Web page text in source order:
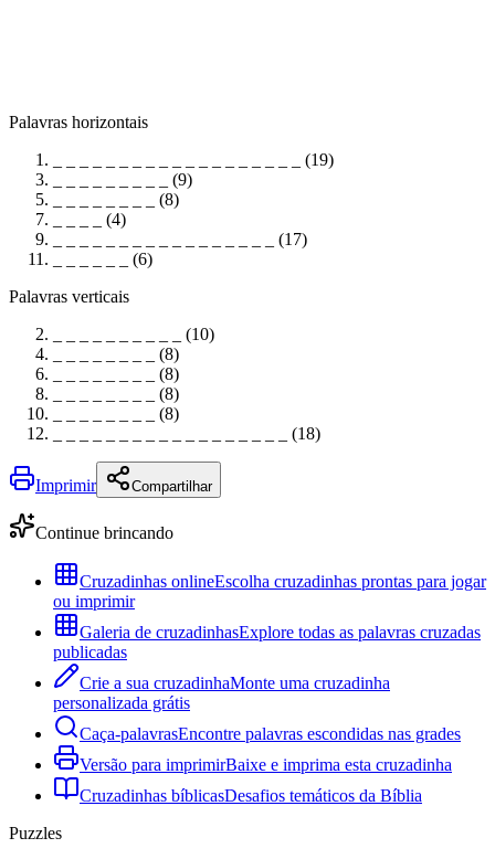
Palavras horizontais
_ _ _ _ _ _ _ _ _ _ _ _ _ _ _ _ _ _ _ (19)
_ _ _ _ _ _ _ _ _ (9)
_ _ _ _ _ _ _ _ (8)
_ _ _ _ (4)
_ _ _ _ _ _ _ _ _ _ _ _ _ _ _ _ _ (17)
_ _ _ _ _ _ (6)
Palavras verticais
_ _ _ _ _ _ _ _ _ _ (10)
_ _ _ _ _ _ _ _ (8)
_ _ _ _ _ _ _ _ (8)
_ _ _ _ _ _ _ _ (8)
_ _ _ _ _ _ _ _ (8)
_ _ _ _ _ _ _ _ _ _ _ _ _ _ _ _ _ _ (18)
Imprimir Compartilhar
Continue brincando
Cruzadinhas onlineEscolha cruzadinhas prontas para jogar
ou imprimir
Galeria de cruzadinhasExplore todas as palavras cruzadas
publicadas
Crie a sua cruzadinhaMonte uma cruzadinha
personalizada grátis
Caça-palavrasEncontre palavras escondidas nas grades
Versão para imprimirBaixe e imprima esta cruzadinha
Cruzadinhas bíblicasDesafios temáticos da Bíblia
Puzzles